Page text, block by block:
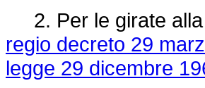
2. Per le girate alla
regio decreto 29
legge 29 dicembre